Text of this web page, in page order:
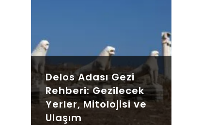
Delos Adası Gezi
Rehberi: Gezilecek
Yerler, Mitolojisi ve
Ulaşım